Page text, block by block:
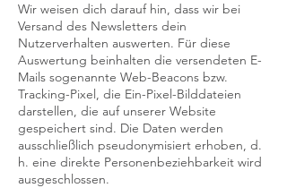
Wir weisen dich darauf hin, dass wir bei
Versand des Newsletters dein
Nutzerverhalten auswerten. Für diese
Auswertung beinhalten die versendeten E-
Mails sogenannte Web-Beacons bzw.
Tracking-Pixel, die Ein-Pixel-Bilddateien
darstellen, die auf unserer Website
gespeichert sind. Die Daten werden
ausschließlich pseudonymisiert erhoben, d.
h. eine direkte Personenbeziehbarkeit wird
ausgeschlossen.